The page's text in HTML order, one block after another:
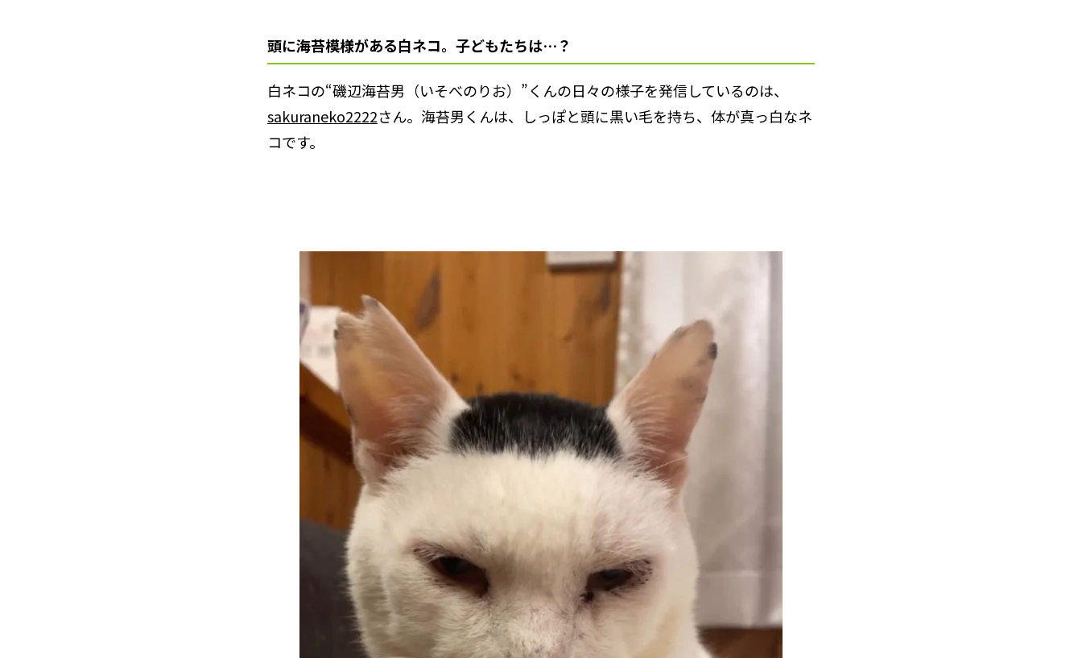
頭に海苔模様がある白ネコ。子どもたちは…？
白ネコの“磯辺海苔男（いそべのりお）”くんの日々の様子を発信しているのは、
sakuraneko2222さん。海苔男くんは、しっぽと頭に黒い毛を持ち、体が真っ白なネ
コです。